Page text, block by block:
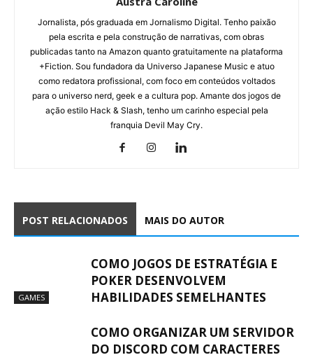
Jornalista, pós graduada em Jornalismo Digital. Tenho paixão
pela escrita e pela construção de narrativas, com obras
publicadas tanto na Amazon quanto gratuitamente na plataforma
+Fiction. Sou fundadora da Universo Japanese Music e atuo
como redatora profissional, com foco em conteúdos voltados
para o universo nerd, geek e a cultura pop. Amante dos jogos de
ação estilo Hack & Slash, tenho um carinho especial pela
franquia Devil May Cry.
POST RELACIONADOS MAIS DO AUTOR
GAMES
COMO JOGOS DE ESTRATÉGIA E
POKER DESENVOLVEM
HABILIDADES SEMELHANTES
COMO ORGANIZAR UM SERVIDOR
DO DISCORD COM CARACTERES